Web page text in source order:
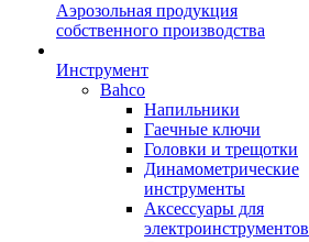
Аэрозольная продукция
собственного производства
Инструмент
Bahco
Напильники
Гаечные ключи
Головки и трещотки
Динамометрические
инструменты
Аксессуары для
электроинструментов